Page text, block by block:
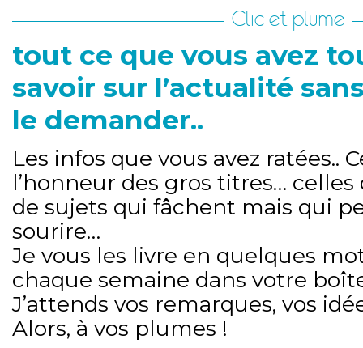
Clic et plume
tout ce que vous avez
savoir sur l’actualité
le demander..
Les infos que vous avez ratées..
l’honneur des gros titres…
de sujets qui fâchent mais qui
sourire…
Je vous les livre en quelques
chaque semaine dans votre
J’attends vos remarques, vos
Alors, à vos plumes !